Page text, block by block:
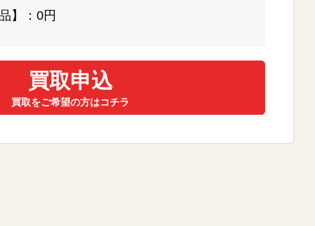
】：0円
買取申込
買取をご希望の方はコチラ